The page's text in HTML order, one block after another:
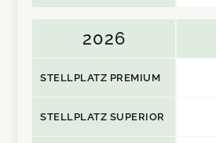
2026
STELLPLATZ PREMIUM
STELLPLATZ SUPERIOR